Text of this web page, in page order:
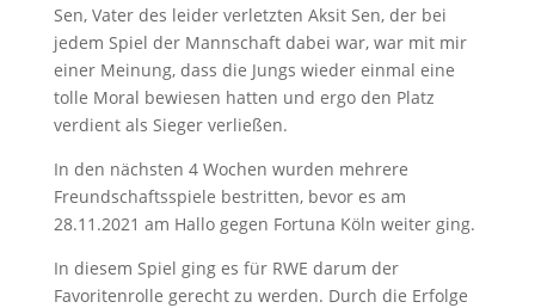
Sen, Vater des leider verletzten Aksit Sen, der bei
jedem Spiel der Mannschaft dabei war, war mit mir
einer Meinung, dass die Jungs wieder einmal eine
tolle Moral bewiesen hatten und ergo den Platz
verdient als Sieger verließen.
In den nächsten 4 Wochen wurden mehrere
Freundschaftsspiele bestritten, bevor es am
28.11.2021 am Hallo gegen Fortuna Köln weiter ging.
In diesem Spiel ging es für RWE darum der
Favoritenrolle gerecht zu werden. Durch die Erfolge